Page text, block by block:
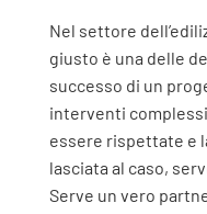
Nel settore
giusto è una delle
successo di un
interventi
essere rispettate e
lasciata al caso,
Serve un vero